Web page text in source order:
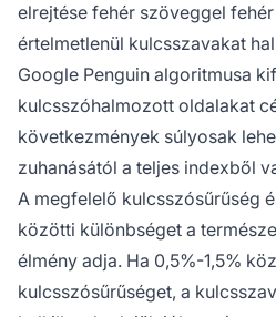
elrejtése fehér szöveggel
értelmetlenül kulcsszavakat
Google Penguin algoritmusa
kulcsszóhalmozott oldalakat
következmények súlyosak
zuhanásától a teljes indexből
A megfelelő kulcsszósűrűség
közötti különbséget a
élmény adja. Ha 0,5%-1,5%
kulcsszósűrűséget, a